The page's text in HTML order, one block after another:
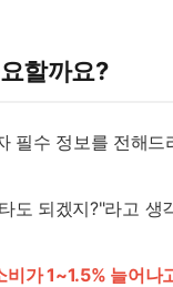
할까요?
필수 정보를 전해드
도 되겠지?"라고 생
비가 1~1.5% 늘어나